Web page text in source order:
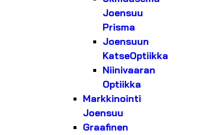
Joensuu
Prisma
Joensuun
KatseOptiikka
Niinivaaran
Optiikka
Markkinointi
Joensuu
Graafinen